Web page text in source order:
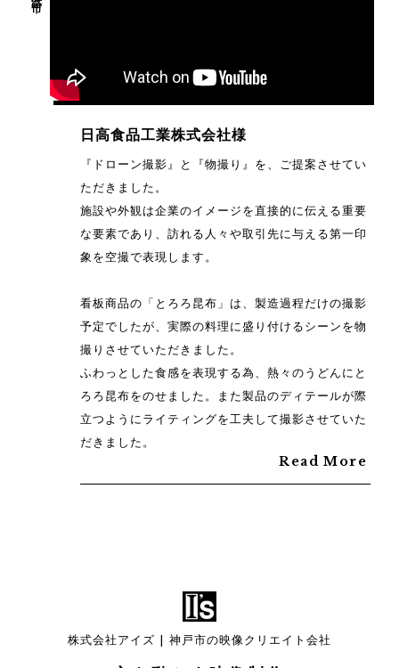
日高食品工業株式会社様
『ドローン撮影』と『物撮り』を、ご提案させてい
ただきました。
施設や外観は企業のイメージを直接的に伝える重要
な要素であり、訪れる人々や取引先に与える第一印
象を空撮で表現します。
看板商品の「とろろ昆布」は、製造過程だけの撮影
予定でしたが、実際の料理に盛り付けるシーンを物
撮りさせていただきました。
ふわっとした食感を表現する為、熱々のうどんにと
ろろ昆布をのせました。また製品のディテールが際
立つようにライティングを工夫して撮影させていた
だきました。
Read More
株式会社アイズ | 神戸市の映像クリエイト会社